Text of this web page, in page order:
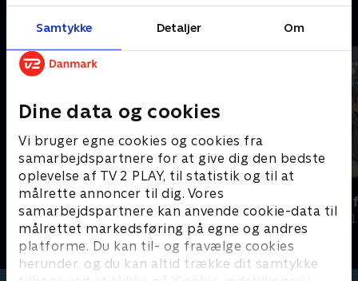
Samtykke Detaljer Om
Dine data og cookies
Vi bruger egne cookies og cookies fra
samarbejdspartnere for at give dig den bedste
oplevelse af TV 2 PLAY, til statistik og til at
målrette annoncer til dig. Vores
samarbejdspartnere kan anvende cookie-data til
målrettet markedsføring på egne og andres
platforme. Du kan til- og fravælge cookies
herunder, og du kan altid trække dit samtykke
Andre så også
Din teenagers hemmelige liv
Dokumentar • 1 sæsoner
Nabostrid i
Dokumentar •